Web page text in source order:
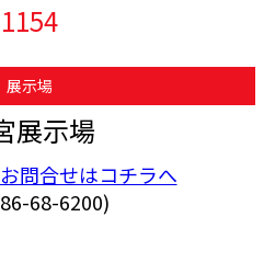
1154
展示場
展示場
問合せはコチラへ
68-6200)